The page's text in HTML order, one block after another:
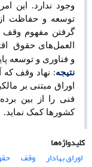
وجود ندارد. این
توسعه و حفاظت
گرفتن مفهوم وقف
العمل‌های حقوق
و فناوری و توسعه
نتیجه: نهاد وقف که
اوراق مبتنی بر
فنی را از بین
کشورها کمک نماید.
کلیدواژه‌ها
اوراق بهادار
وقف